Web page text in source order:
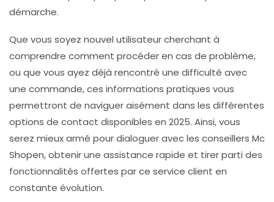
démarche.
Que vous soyez nouvel utilisateur cherchant à
comprendre comment procéder en cas de problème,
ou que vous ayez déjà rencontré une difficulté avec
une commande, ces informations pratiques vous
permettront de naviguer aisément dans les différentes
options de contact disponibles en 2025. Ainsi, vous
serez mieux armé pour dialoguer avec les conseillers Mc
Shopen, obtenir une assistance rapide et tirer parti des
fonctionnalités offertes par ce service client en
constante évolution.